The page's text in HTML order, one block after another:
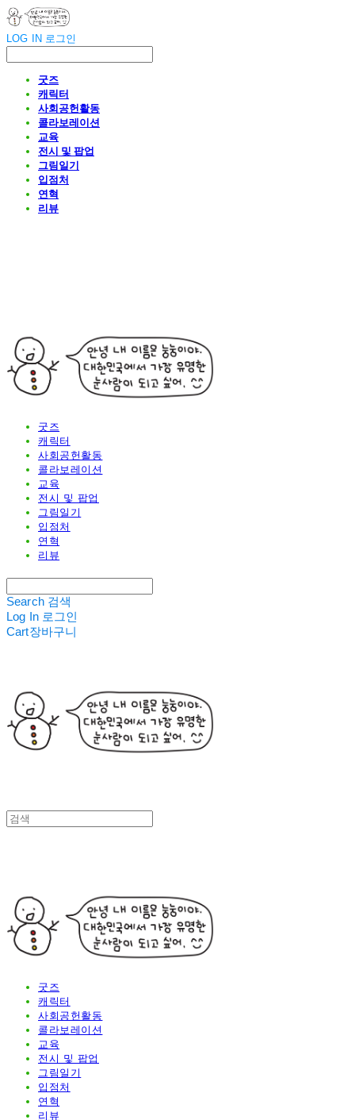
LOG IN 로그인
굿즈
캐릭터
사회공헌활동
콜라보레이션
교육
전시 및 팝업
그림일기
입점처
연혁
리뷰
굿즈
캐릭터
사회공헌활동
콜라보레이션
교육
전시 및 팝업
그림일기
입점처
연혁
리뷰
Search 검색
Log In 로그인
Cart장바구니
굿즈
캐릭터
사회공헌활동
콜라보레이션
교육
전시 및 팝업
그림일기
입점처
연혁
리뷰